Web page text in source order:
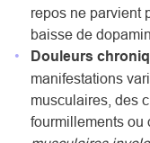
repos ne parvient
baisse de
Douleurs
manifestations
musculaires, des
fourmillements ou